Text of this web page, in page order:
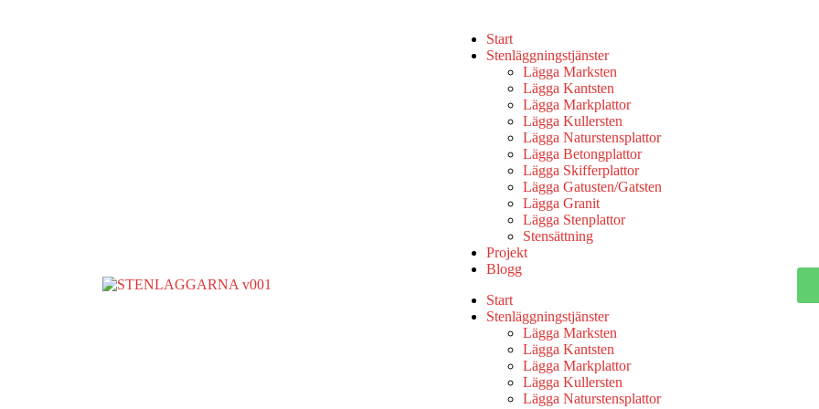
Start
Stenläggningstjänster
Lägga Marksten
Lägga Kantsten
Lägga Markplattor
Lägga Kullersten
Lägga Naturstensplattor
Lägga Betongplattor
Lägga Skifferplattor
Lägga Gatusten/Gatsten
Lägga Granit
Lägga Stenplattor
Stensättning
Projekt
Blogg
Start
Stenläggningstjänster
Lägga Marksten
Lägga Kantsten
Lägga Markplattor
Lägga Kullersten
Lägga Naturstensplattor